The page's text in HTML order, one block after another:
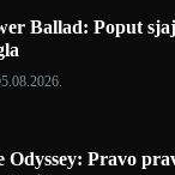
Ballad: Poput
Odyssey: Pravo